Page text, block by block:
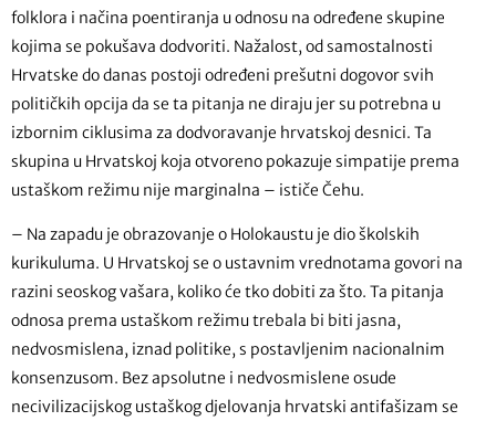
folklora i načina poentiranja u odnosu na određene skupine
kojima se pokušava dodvoriti. Nažalost, od samostalnosti
Hrvatske do danas postoji određeni prešutni dogovor svih
političkih opcija da se ta pitanja ne diraju jer su potrebna u
izbornim ciklusima za dodvoravanje hrvatskoj desnici. Ta
skupina u Hrvatskoj koja otvoreno pokazuje simpatije prema
ustaškom režimu nije marginalna – ističe Čehu.
– Na zapadu je obrazovanje o Holokaustu je dio školskih
kurikuluma. U Hrvatskoj se o ustavnim vrednotama govori na
razini seoskog vašara, koliko će tko dobiti za što. Ta pitanja
odnosa prema ustaškom režimu trebala bi biti jasna,
nedvosmislena, iznad politike, s postavljenim nacionalnim
konsenzusom. Bez apsolutne i nedvosmislene osude
necivilizacijskog ustaškog djelovanja hrvatski antifašizam se